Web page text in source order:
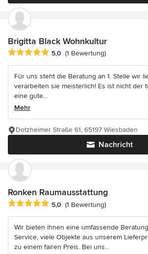
Brigitta Black Wohnkultur
Durchschnittliche Bewertung: 5 von 5
5,0 (1 Bewertung)
Für uns steht die Beratung an 1. Stelle wir
verarbeiten sie meisterlich! Es ist nicht der
eine gute...
Mehr
Nachricht
Dotzheimer Straße 61, 65197 Wiesbaden
Ronken Raumausstattung
Durchschnittliche Bewertung: 5 von 5
5,0 (1 Bewertung)
Wir bieten ihnen eine umfassende
Service, viele Objekte aus unserem
zu einem fairen Preis. Bei uns...